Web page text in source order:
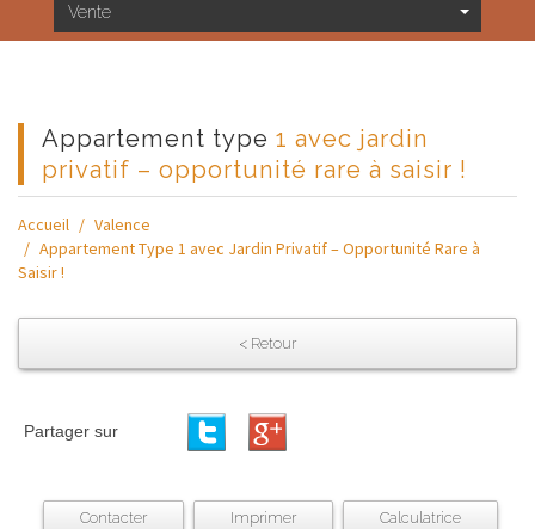
Vente
appartement type 1 avec jardin
privatif – opportunité rare à saisir !
Accueil
Valence
Appartement Type 1 avec Jardin Privatif – Opportunité Rare à
Saisir !
< Retour
Partager sur
Contacter Imprimer Calculatrice